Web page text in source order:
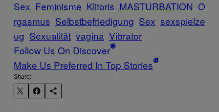
Sex Feminisme Klitoris MASTURBATION O
rgasmus Selbstbefriedigung Sex sexspielze
ug Sexualität vagina Vibrator
Follow Us On Discover
Make Us Preferred In Top Stories
Share: